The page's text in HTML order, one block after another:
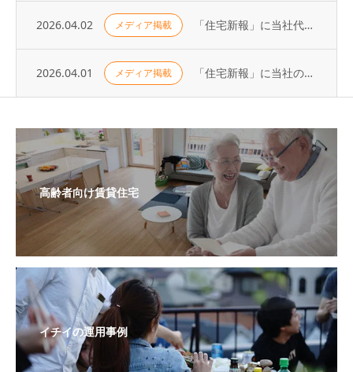
2026.04.02 メディア掲載 「住宅新報」に当社代表の取材記事が掲載されました（2026年3月31日号）
2026.04.01 メディア掲載 「住宅新報」に当社の取り組みが掲載されました（2026年3月24日号）
高齢者向け賃貸住宅
イチイの運用事例